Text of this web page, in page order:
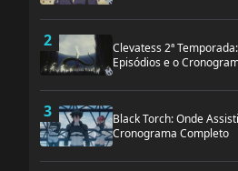
2
Clevatess 2ª
Episódios e o
3
Black Torch: Onde
Cronograma Completo